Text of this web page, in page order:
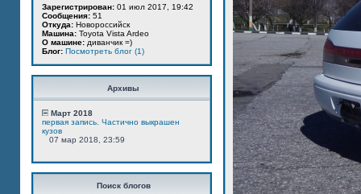
Зарегистрирован: 01 июл 2017, 19:42
Сообщения: 51
Откуда: Новороссийск
Машина: Toyota Vista Ardeo
О машине: диванчик =)
Блог: Посмотреть блог (1)
Архивы
Март 2018
первая запись. Частично выкрашен
кузов
07 мар 2018, 23:59
Поиск блогов